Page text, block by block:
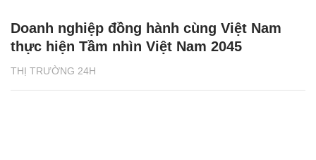
THỊ TRƯỜNG 24H
Doanh nghiệp đồng hành cùng Việt Nam
thực hiện Tầm nhìn Việt Nam 2045